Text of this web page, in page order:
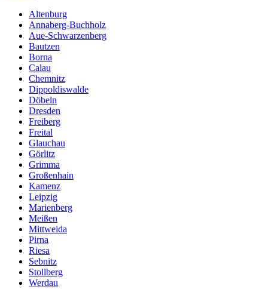
Altenburg
Annaberg-Buchholz
Aue-Schwarzenberg
Bautzen
Borna
Calau
Chemnitz
Dippoldiswalde
Döbeln
Dresden
Freiberg
Freital
Glauchau
Görlitz
Grimma
Großenhain
Kamenz
Leipzig
Marienberg
Meißen
Mittweida
Pirna
Riesa
Sebnitz
Stollberg
Werdau